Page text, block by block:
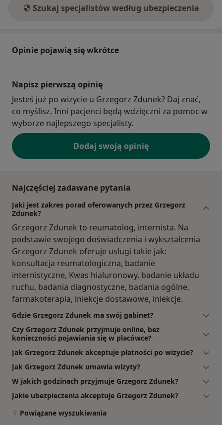
Szukaj specjalistów według ubezpieczenia
Opinie pojawią się wkrótce
Napisz pierwszą opinię
Jesteś już po wizycie u Grzegorz Zdunek? Daj znać,
co myślisz. Inni pacjenci będą wdzięczni za pomoc w
wyborze najlepszego specjalisty.
Dodaj swoją opinię
Najczęściej zadawane pytania
Jaki jest zakres porad oferowanych przez Grzegorz
Zdunek?
Grzegorz Zdunek to reumatolog, internista. Na
podstawie swojego doświadczenia i wykształcenia
Grzegorz Zdunek oferuje usługi takie jak:
konsultacja reumatologiczna, badanie
internistyczne, Kwas hialuronowy, badanie układu
ruchu, badania diagnostyczne, badania ogólne,
farmakoterapia, iniekcje dostawowe, iniekcje.
Gdzie Grzegorz Zdunek ma swój gabinet?
Czy Grzegorz Zdunek przyjmuje online, bez
konieczności pojawiania się w placówce?
Jak Grzegorz Zdunek akceptuje płatności po wizycie?
Jak Grzegorz Zdunek umawia wizyty?
W jakich godzinach przyjmuje Grzegorz Zdunek?
Jakie ubezpieczenia akceptuje Grzegorz Zdunek?
Powiązane wyszukiwania